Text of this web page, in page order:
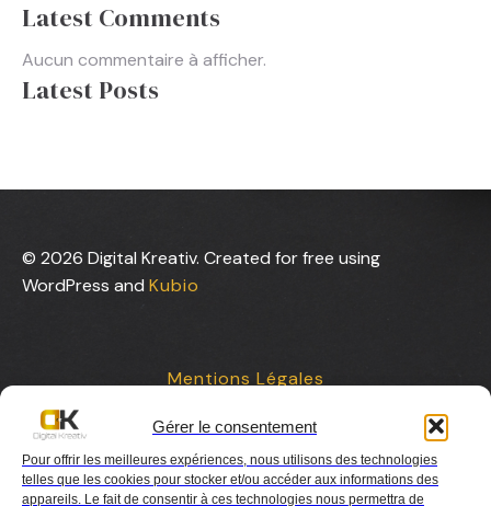
Gérer le consentement
Pour offrir les meilleures expériences, nous utilisons des technologies
telles que les cookies pour stocker et/ou accéder aux informations des
appareils. Le fait de consentir à ces technologies nous permettra de
Latest Comments
Aucun commentaire à afficher.
Latest Posts
© 2026 Digital Kreativ. Created for free using
WordPress and Kubio
Mentions Légales